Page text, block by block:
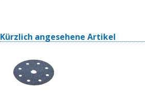
Kürzlich angesehene Artikel